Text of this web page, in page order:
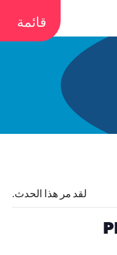
قائمة
لقد مر هذا الحدث.